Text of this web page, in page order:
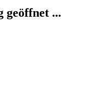
geöffnet ...